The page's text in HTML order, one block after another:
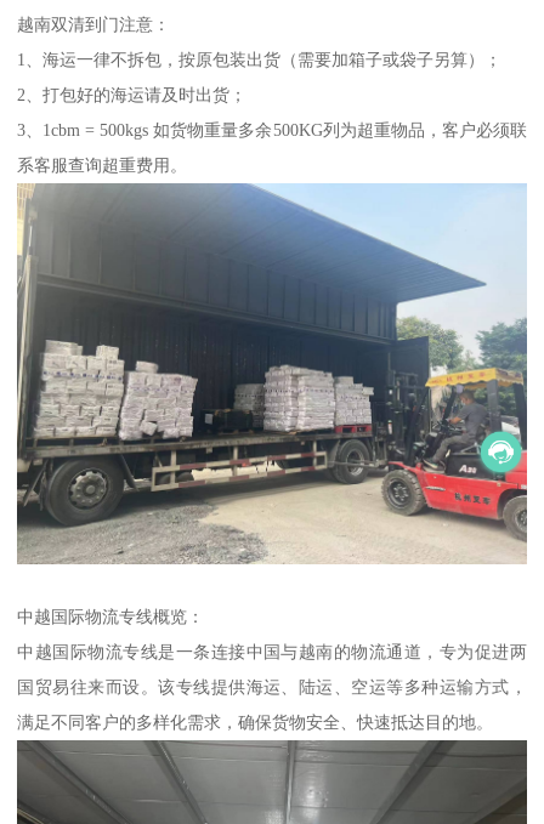
越南双清到门注意：
1、海运一律不拆包，按原包装出货（需要加箱子或袋子另算）；
2、打包好的海运请及时出货；
3、1cbm = 500kgs 如货物重量多余500KG列为超重物品，客户必须联
系客服查询超重费用。
中越国际物流专线概览：
中越国际物流专线是一条连接中国与越南的物流通道，专为促进两
国贸易往来而设。该专线提供海运、陆运、空运等多种运输方式，
满足不同客户的多样化需求，确保货物安全、快速抵达目的地。